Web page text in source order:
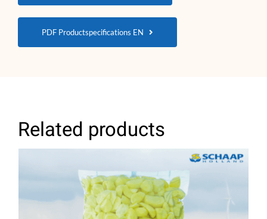
PDF Productspecifications EN
Related products